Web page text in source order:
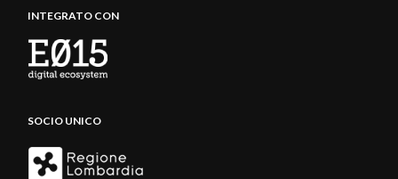
INTEGRATO CON
SOCIO UNICO